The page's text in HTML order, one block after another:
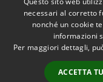
Accessibilità
Privacy
Mappa del sito
necessari al corretto
nonché un cookie
informazioni
Per maggiori dettagli,
ACCETTA